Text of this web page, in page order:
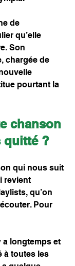
de
qu’elle
Son
chargée de
pourtant la
chanson
quitté ?
qui nous suit
revient
qu’on
Pour
a longtemps et
à toutes les